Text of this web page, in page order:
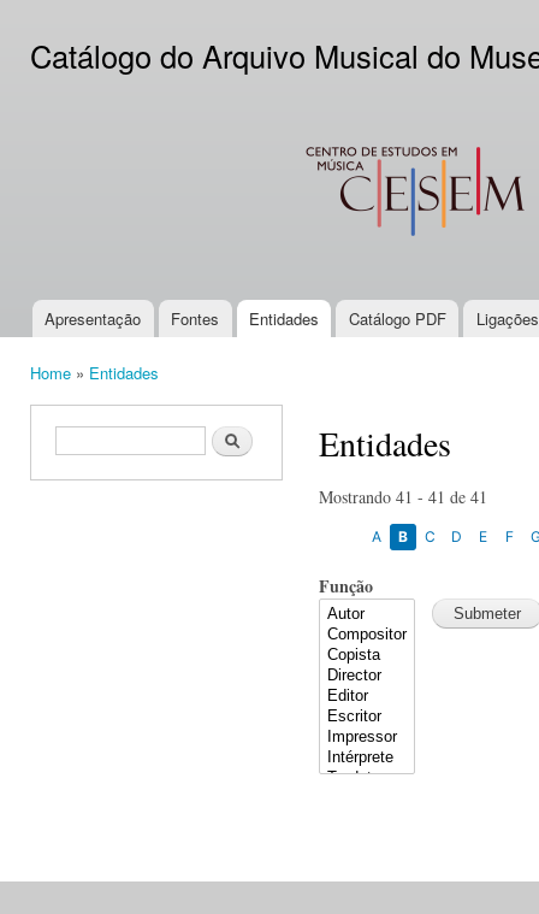
Catálogo do Arquivo Musical do
CESEM
Main menu
Apresentação Fontes Entidades Catálogo PDF
Home » Entidades
Search form Search Entidades
Mostrando 41 - 41 de 41
A B C D E F
Função